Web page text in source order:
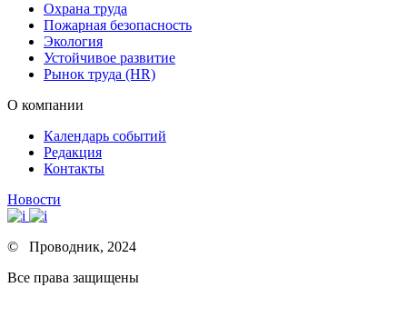
Охрана труда
Пожарная безопасность
Экология
Устойчивое развитие
Рынок труда (HR)
О компании
Календарь событий
Редакция
Контакты
Новости
© Проводник, 2024
Все права защищены